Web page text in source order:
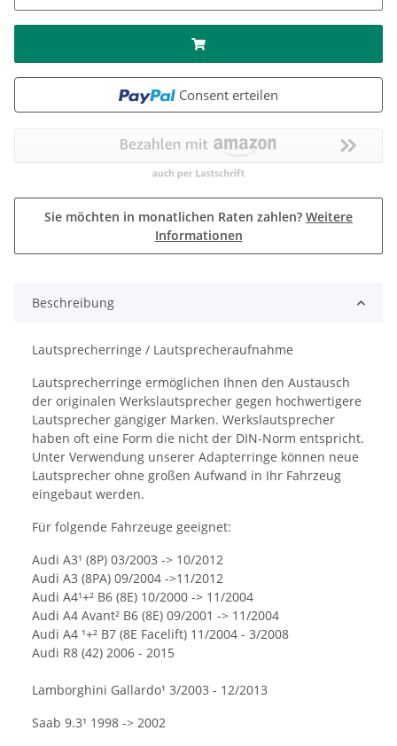
Consent erteilen
Sie möchten in monatlichen Raten zahlen? Weitere
Informationen
Beschreibung
Lautsprecherringe / Lautsprecheraufnahme
Lautsprecherringe ermöglichen Ihnen den Austausch
der originalen Werkslautsprecher gegen hochwertigere
Lautsprecher gängiger Marken. Werkslautsprecher
haben oft eine Form die nicht der DIN-Norm entspricht.
Unter Verwendung unserer Adapterringe können neue
Lautsprecher ohne großen Aufwand in Ihr Fahrzeug
eingebaut werden.
Für folgende Fahrzeuge geeignet:
Audi A3¹ (8P) 03/2003 -> 10/2012
Audi A3 (8PA) 09/2004 ->11/2012
Audi A4¹+² B6 (8E) 10/2000 -> 11/2004
Audi A4 Avant² B6 (8E) 09/2001 -> 11/2004
Audi A4 ¹+² B7 (8E Facelift) 11/2004 - 3/2008
Audi R8 (42) 2006 - 2015
Lamborghini Gallardo¹ 3/2003 - 12/2013
Saab 9.3¹ 1998 -> 2002